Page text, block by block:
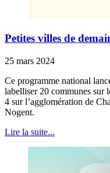
Petites villes de
25 mars 2024
Ce programme national
labelliser 20 communes sur
4 sur l’agglomération de
Nogent.
Lire la suite...